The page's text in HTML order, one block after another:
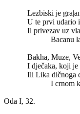
Lezbiski je
U te prvi udario
Il privezav uz
Bacanu
Bakha, Muze,
I dječaka, koji je
Ili Lika dičnoga
I crnom
Oda I, 32.